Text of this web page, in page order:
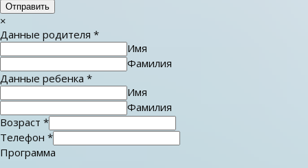
Отправить
×
Данные родителя *
Имя
Фамилия
Данные ребенка *
Имя
Фамилия
Возраст *
Телефон *
Программа